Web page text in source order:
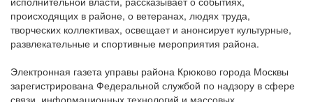
происходящих в районе, о ветеранах, людях труда,
творческих коллективах, освещает и анонсирует культурные,
развлекательные и спортивные мероприятия района.
Электронная газета управы района Крюково города Москвы
зарегистрирована Федеральной службой по надзору в сфере
связи, информационных технологий и массовых